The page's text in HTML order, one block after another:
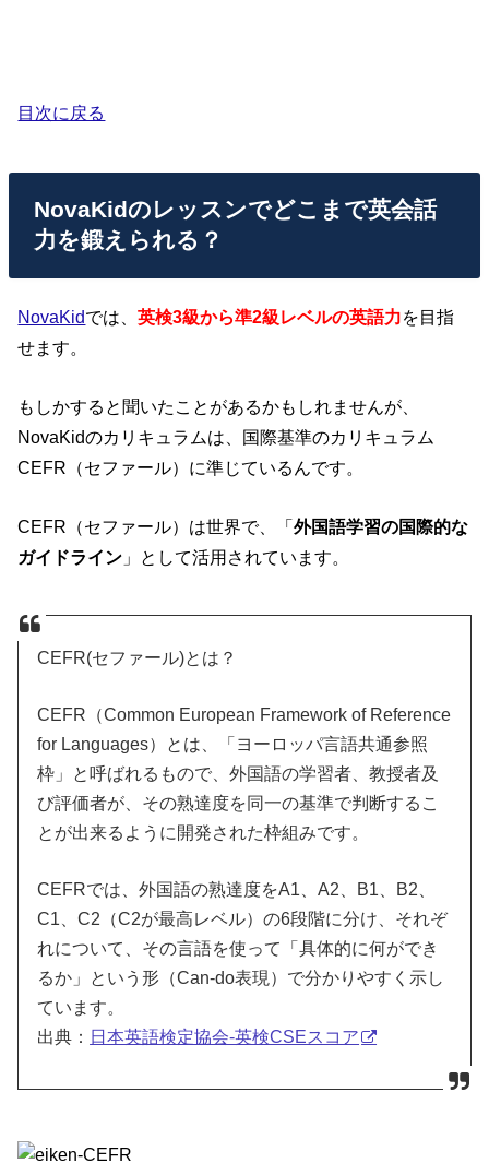
目次に戻る
NovaKidのレッスンでどこまで英会話
力を鍛えられる？
NovaKidでは、英検3級から準2級レベルの英語力を目指
せます。
もしかすると聞いたことがあるかもしれませんが、
NovaKidのカリキュラムは、国際基準のカリキュラム
CEFR（セファール）に準じているんです。
CEFR（セファール）は世界で、「外国語学習の国際的な
ガイドライン 」として活用されています。
CEFR(セファール)とは？
CEFR（Common European Framework of Reference
for Languages）とは、「ヨーロッパ言語共通参照
枠」と呼ばれるもので、外国語の学習者、教授者及
び評価者が、その熟達度を同一の基準で判断するこ
とが出来るように開発された枠組みです。
CEFRでは、外国語の熟達度をA1、A2、B1、B2、
C1、C2（C2が最高レベル）の6段階に分け、それぞ
れについて、その言語を使って「具体的に何ができ
るか」という形（Can-do表現）で分かりやすく示し
ています。
出典： 日本英語検定協会-英検CSEスコア